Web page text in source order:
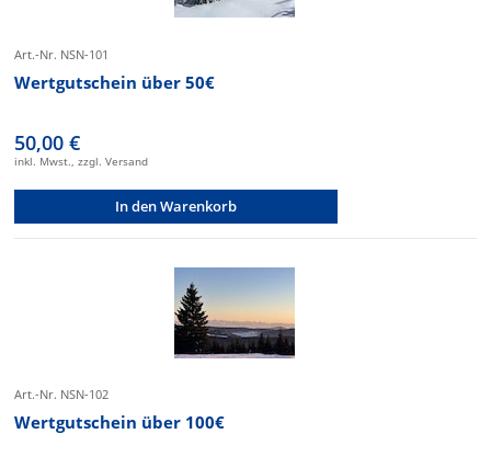
Art.-Nr. NSN-101
Wertgutschein über 50€
50,00 €
inkl. Mwst., zzgl. Versand
In den Warenkorb
Art.-Nr. NSN-102
Wertgutschein über 100€